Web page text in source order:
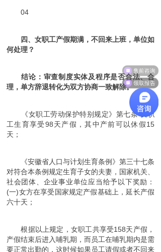
04
四、女职工产假期满，不回来上班，单位如
何处理？
结论：审查制度实体及程序是否合法、合
理，单方辞退转化为双方协商一致解除。
《女职工劳动保护特别规定》第七条 女职
工生育享受98天产假，其中产前可以休假15
天；
《安徽省人口与计划生育条例》第三十七条
对符合本条例规定生育子女的夫妻，国家机关、
社会团体、企业事业单位应当给予以下奖励：
(一)女方在享受国家规定产假基础上，延长产假
六十天；
根据以上规定，女职工共享受158天产假，
产假结束后进入哺乳期，而员工在哺乳期内是需
要正常出勤的，这时候如果员工请假或者不回来
售前咨询
领取报告